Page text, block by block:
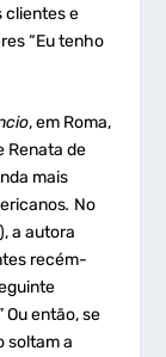
clientes e
“Eu tenho
, em Roma,
Renata de
mais
. No
a autora
recém-
Ou então, se
soltam a